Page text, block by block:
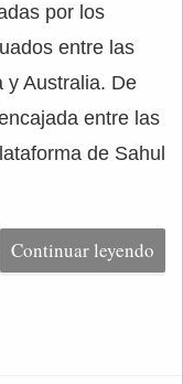
por los
entre las
y Australia. De
entre las
de Sahul
Continuar leyendo